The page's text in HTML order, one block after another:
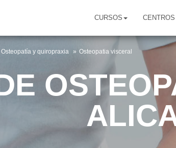
CURSOS CENTROS
Osteopatía y quiropraxia Osteopatia visceral